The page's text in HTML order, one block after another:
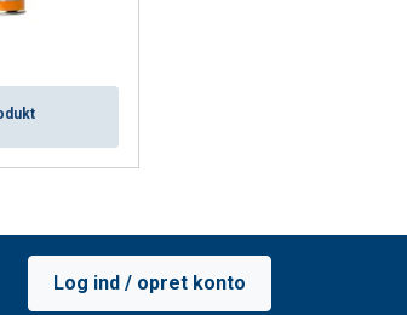
Log ind / opret konto